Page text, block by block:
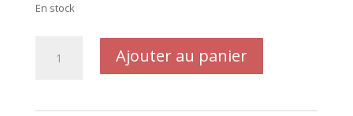
En stock
Ajouter au panier